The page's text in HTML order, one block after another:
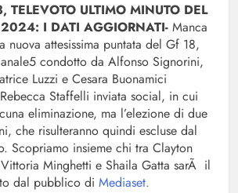
TELEVOTO ULTIMO MINUTO DEL
I DATI AGGIORNATI- Manca
nuova attesissima puntata del Gf 18,
condotto da Alfonso Signorini,
Luzzi e Cesara Buonamici
Staffelli inviata social, in cui
eliminazione, ma l’elezione di due
che risulteranno quindi escluse dal
Scopriamo insieme chi tra Clayton
Minghetti e Shaila Gatta sarÃ il
dal pubblico di Mediaset.